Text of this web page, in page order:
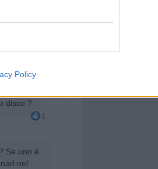
Policy
disco ?
1
Se uno è
nel